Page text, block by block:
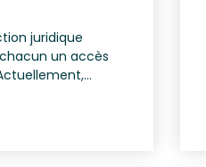
juridique
un accès